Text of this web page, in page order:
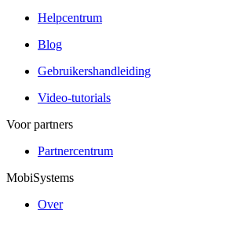
Helpcentrum
Blog
Gebruikershandleiding
Video-tutorials
Voor partners
Partnercentrum
MobiSystems
Over